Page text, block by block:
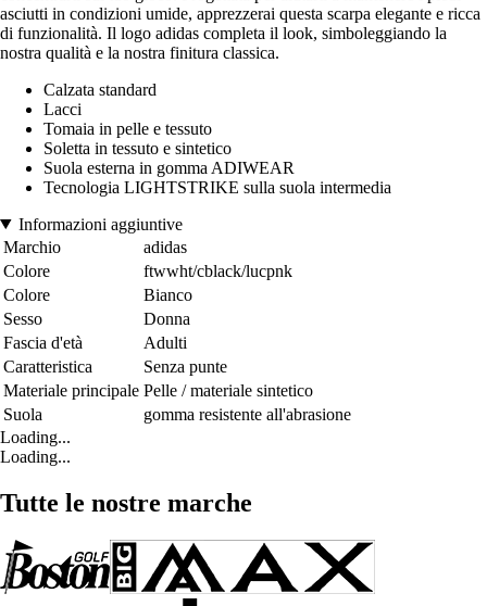
asciutti in condizioni umide, apprezzerai questa scarpa elegante e ricca
di funzionalità. Il logo adidas completa il look, simboleggiando la
nostra qualità e la nostra finitura classica.
Calzata standard
Lacci
Tomaia in pelle e tessuto
Soletta in tessuto e sintetico
Suola esterna in gomma ADIWEAR
Tecnologia LIGHTSTRIKE sulla suola intermedia
Informazioni aggiuntive
Marchio
adidas
Colore
ftwwht/cblack/lucpnk
Colore
Bianco
Sesso
Donna
Fascia d'età
Adulti
Caratteristica
Senza punte
Materiale principale Pelle / materiale sintetico
Suola
gomma resistente all'abrasione
Loading...
Loading...
Tutte le nostre marche